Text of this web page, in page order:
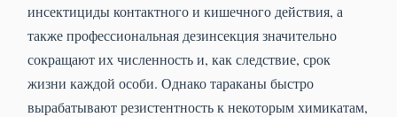
инсектициды контактного и кишечного действия, а
также профессиональная дезинсекция значительно
сокращают их численность и, как следствие, срок
жизни каждой особи. Однако тараканы быстро
вырабатывают резистентность к некоторым химикатам,